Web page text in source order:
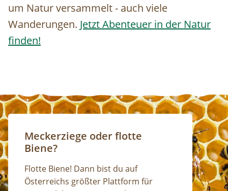
um Natur versammelt - auch viele
Wanderungen. Jetzt Abenteuer in der Natur
finden!
Meckerziege oder flotte
Biene?
Flotte Biene! Dann bist du auf
Österreichs größter Plattform für